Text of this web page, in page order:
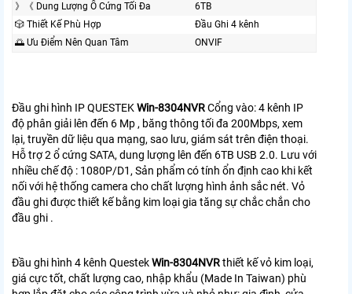
》《 Dung Lượng Ổ Cứng Tối Đa
6TB
🎲 Thiết Kế Phù Hợp
Đầu Ghi 4 kênh
🌅 Ưu Điểm Nên Quan Tâm
ONVIF
Đầu ghi hình IP QUESTEKWin-8304NVRCổng vào: 4 kênh IP
độ phân giải lên đến 6 Mp , băng thông tối đa 200Mbps, xem
lại, truyền dữ liệu qua mạng, sao lưu, giám sát trên điện thoại.
Hỗ trợ 2 ổ cứng SATA, dung lượng lên đến 6TB USB 2.0. Lưu với
nhiều chế độ : 1080P/D1, Sản phẩm có tính ổn định cao khi kết
nối với hệ thống camera cho chất lượng hình ảnh sắc nét. Vỏ
đầu ghi được thiết kế bằng kim loại gia tăng sự chắc chắn cho
đầu ghi .
Đầu ghi hình 4 kênh QuestekWin-8304NVRthiết kế vỏ kim loại,
giá cực tốt, chất lượng cao, nhập khẩu (Made In Taiwan) phù